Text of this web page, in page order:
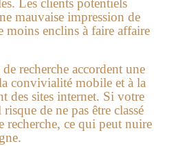
Les clients potentiels
mauvaise impression de
moins enclins à faire affaire
recherche accordent une
convivialité mobile et à la
des sites internet. Si votre
de ne pas être classé
recherche, ce qui peut nuire